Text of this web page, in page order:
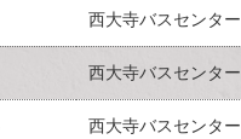
西大寺バスセンター
西大寺バスセンター
西大寺バスセンター